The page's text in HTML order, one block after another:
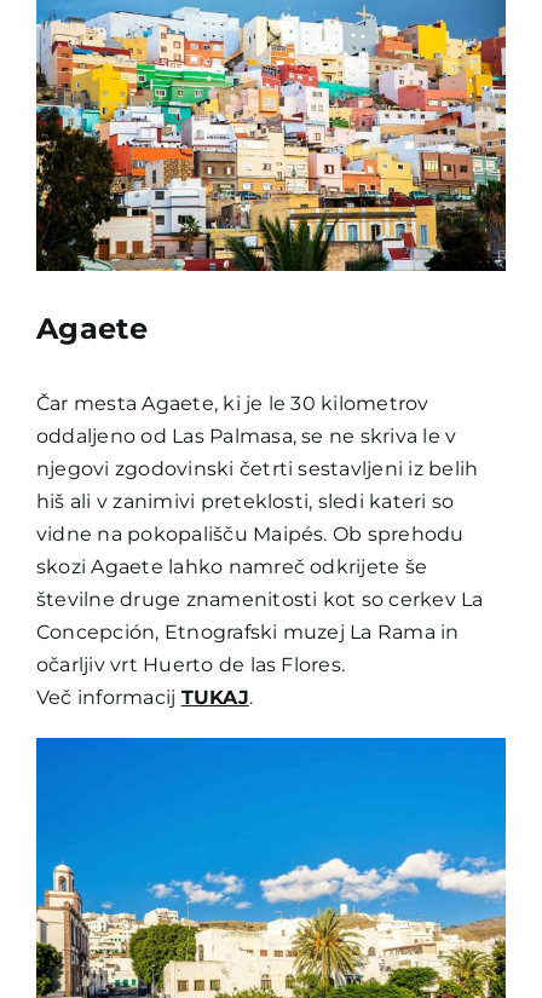
Agaete
Čar mesta Agaete, ki je le 30 kilometrov
oddaljeno od Las Palmasa, se ne skriva le v
njegovi zgodovinski četrti sestavljeni iz belih
hiš ali v zanimivi preteklosti, sledi kateri so
vidne na pokopališču Maipés. Ob sprehodu
skozi Agaete lahko namreč odkrijete še
številne druge znamenitosti kot so cerkev La
Concepción, Etnografski muzej La Rama in
očarljiv vrt Huerto de las Flores.
Več informacij TUKAJ.